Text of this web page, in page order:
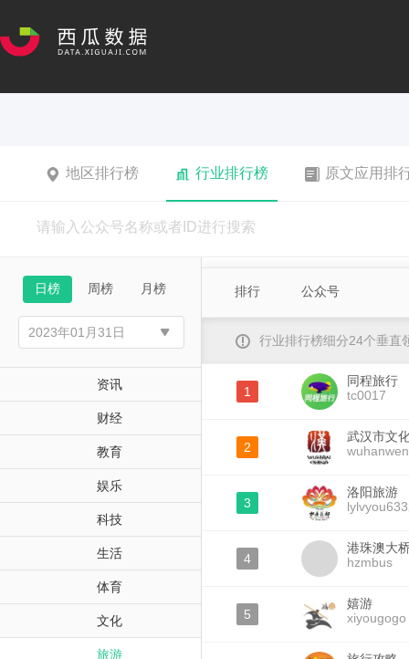
地区排行榜 行业排行榜 原文应用排
日榜 周榜 月榜
资讯
财经
教育
娱乐
科技
生活
体育
文化
旅游
排行 公众号
行业排行榜细分24个垂直
1
同程旅行
tc0017
2
武汉市文
3
洛阳旅游
4
港珠澳大
hzmbus
5
嬉游
xiyougogo